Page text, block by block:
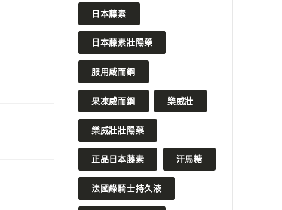
日本藤素
日本藤素壯陽藥
服用威而鋼
果凍威而鋼 樂威壯
樂威壯壯陽藥
正品日本藤素 汗馬糖
法國綠騎士持久液